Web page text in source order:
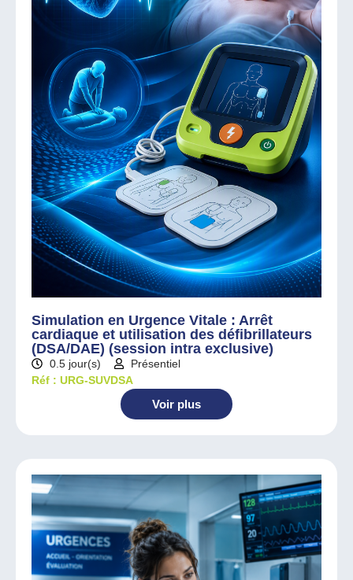
Simulation en Urgence Vitale : Arrêt
cardiaque et utilisation des défibrillateurs
(DSA/DAE) (session intra exclusive)
0.5 jour(s)
Présentiel
Réf : URG-SUVDSA
Voir plus